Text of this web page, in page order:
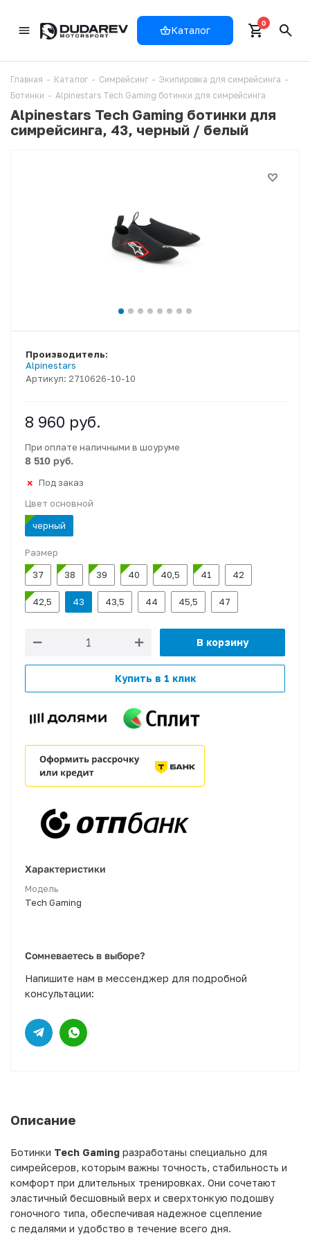
Каталог
0
Главная - Каталог - Симрейсинг - Экипировка для симрейсинга -
Ботинки - Alpinestars Tech Gaming ботинки для симрейсинга
Alpinestars Tech Gaming ботинки для
симрейсинга, 43, черный / белый
Артикул: 2710626-10-10
Производитель:
Alpinestars
8 960 руб.
При оплате наличными в шоуруме
8 510 руб.
Под заказ
Цвет основной
черный
Размер
37
38 39 40 40,5 41 42
42,5 43 43,5 44 45,5 47
В корзину
Купить в 1 клик
Характеристики
Модель
Tech Gaming
Сомневаетесь в выборе?
Напишите нам в мессенджер для подробной
консультации:
Описание
Ботинки Tech Gaming разработаны специально для
симрейсеров, которым важны точность, стабильность и
комфорт при длительных тренировках. Они сочетают
эластичный бесшовный верх и сверхтонкую подошву
гоночного типа, обеспечивая надежное сцепление
с педалями и удобство в течение всего дня.